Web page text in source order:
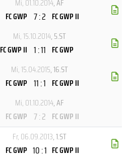
Mi, 01.10.2014, AF
FC GWP 7 : 2 FC GWP II
Mi, 15.10.2014, 5.ST
FC GWP II 1 : 11 FC GWP
Mi, 15.04.2015, 16.ST
FC GWP 11 : 1 FC GWP II
Mi, 01.10.2014, AF
FC GWP 7 : 2 FC GWP II
Fr, 06.09.2013, 1.ST
FC GWP 10 : 1 FC GWP II